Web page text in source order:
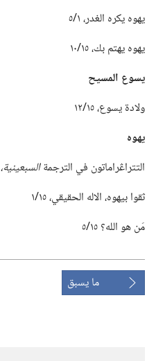
يهوه يكره الغدر،‏ ١/‏٥
يهوه يهتم بك،‏ ١٥/‏١٠
يسوع المسيح
ولادة يسوع،‏ ١٥/‏١٢
يهوه
التتراڠراماتون في الترجمةالسبعينية،‏
ثقوا بيهوه،‏ الاله الحقيقي،‏ ١٥/‏١
مَن هو الله؟‏ ١٥/‏٥
ما يسبق